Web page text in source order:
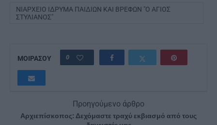
ΝΙΆΡΧΕΙΟ ΊΔΡΥΜΑ ΠΑΙΔΙΏΝ ΚΑΙ ΒΡΕΦΏΝ "Ο ΆΓΙΟΣ
ΣΤΥΛΙΑΝΌΣ"
ΜΟΙΡΑΣΟΥ 0
Προηγούμενο άρθρο
Αρχιεπίσκοπος: Δεχόμαστε τραχύ εκβιασμό από τους